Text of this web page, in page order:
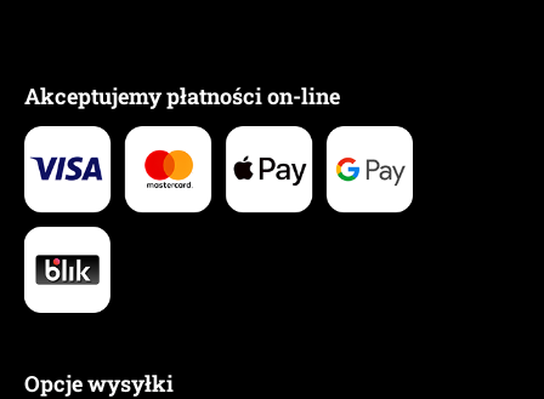
Akceptujemy płatności on-line
Opcje wysyłki